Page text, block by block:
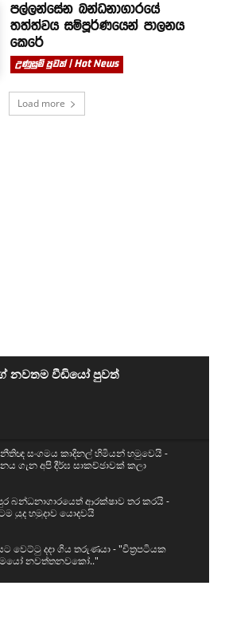
පල්ලන්සේන බන්ධනාගාරයේ
තත්ත්වය සම්පූර්ණයෙන් පාලනය
කෙරේ
උණුසුම් පුවත් | Hot News
Load more
නවතම වීඩියෝ පුවත්
නීතිඥ සංගමය කාදිනල් හිමියන් හමුවෙයි -
ගැන අපි දීර්ඝ සාකච්ඡාවක් කලා
බන්ධනාගාරයෙත් ආරක්ෂාව තර කරයි -
යුද හමුදාව යොදවයි
වෙට්ටු දදා ගිය තරුණයා - "චිත්‍රපටියක
නවත්තනවකෝ.."